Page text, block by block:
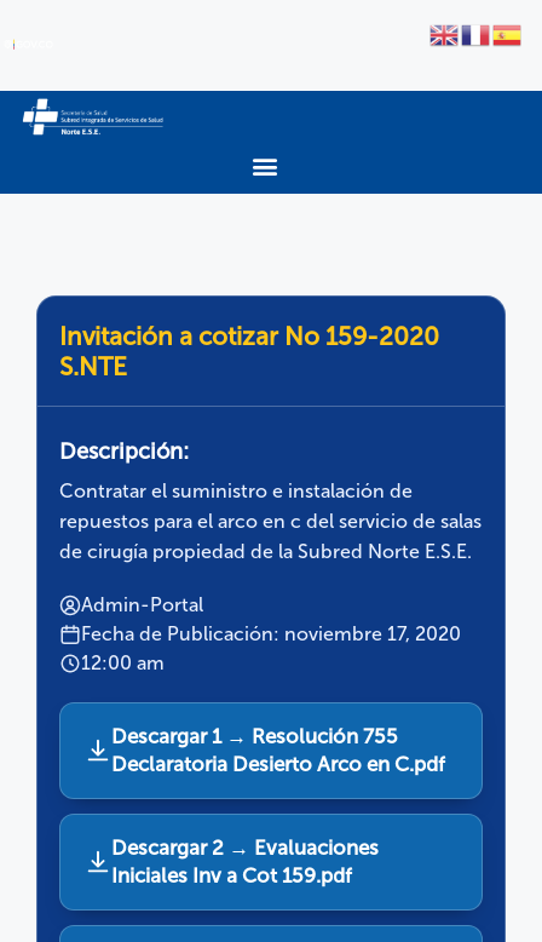
Invitación a cotizar No 159-2020
S.NTE
Descripción:
Contratar el suministro e instalación de
repuestos para el arco en c del servicio de salas
de cirugía propiedad de la Subred Norte E.S.E.
Admin-Portal
Fecha de Publicación: noviembre 17, 2020
12:00 am
Descargar 1 → Resolución 755
Declaratoria Desierto Arco en C.pdf
Descargar 2 → Evaluaciones
Iniciales Inv a Cot 159.pdf